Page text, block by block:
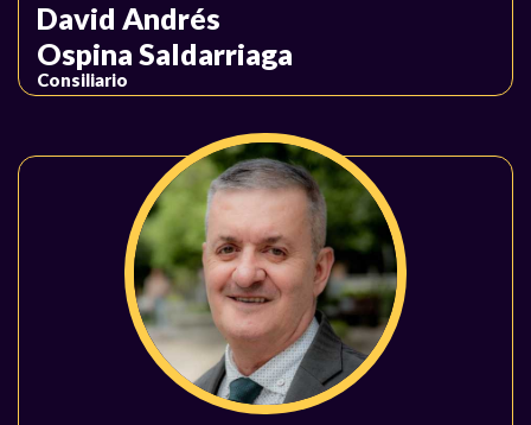
David Andrés
Ospina Saldarriaga
Consiliario